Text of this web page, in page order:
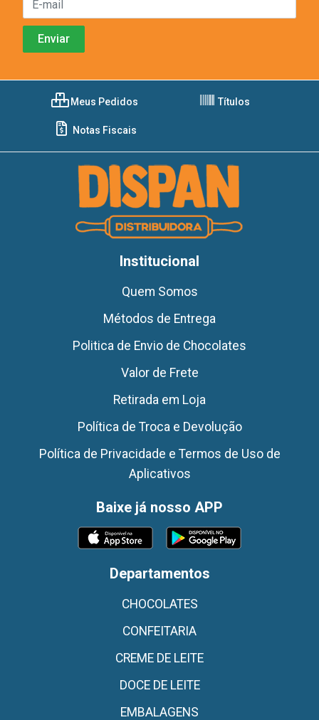
Meus Pedidos Títulos
Notas Fiscais
Institucional
Quem Somos
Métodos de Entrega
Politica de Envio de Chocolates
Valor de Frete
Retirada em Loja
Política de Troca e Devolução
Política de Privacidade e Termos de Uso de
Aplicativos
Baixe já nosso APP
Departamentos
CHOCOLATES
CONFEITARIA
CREME DE LEITE
DOCE DE LEITE
EMBALAGENS